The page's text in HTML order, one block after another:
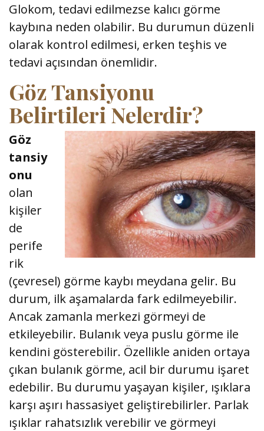
Glokom, tedavi edilmezse kalıcı görme
kaybına neden olabilir. Bu durumun düzenli
olarak kontrol edilmesi, erken teşhis ve
tedavi açısından önemlidir.
Göz Tansiyonu
Belirtileri Nelerdir?
Göz
tansiy
onu
olan
kişiler
de
perife
rik
(çevresel) görme kaybı meydana gelir. Bu
durum, ilk aşamalarda fark edilmeyebilir.
Ancak zamanla merkezi görmeyi de
etkileyebilir. Bulanık veya puslu görme ile
kendini gösterebilir. Özellikle aniden ortaya
çıkan bulanık görme, acil bir durumu işaret
edebilir. Bu durumu yaşayan kişiler, ışıklara
karşı aşırı hassasiyet geliştirebilirler. Parlak
ışıklar rahatsızlık verebilir ve görmeyi